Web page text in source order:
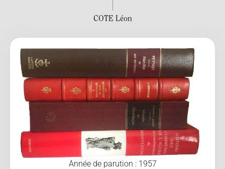
COTE Léon
Année de parution : 1957